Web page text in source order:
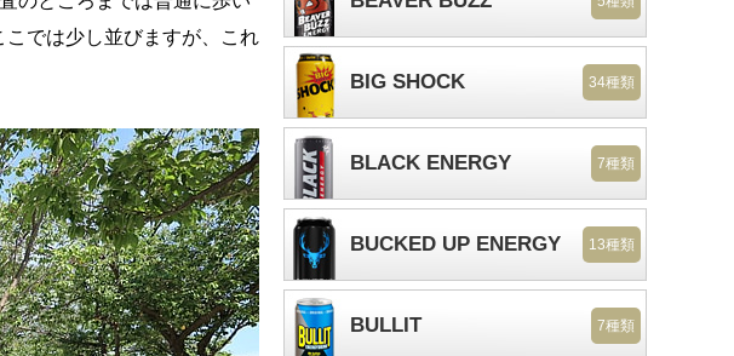
では少し並びますが、これ
BIG SHOCK 34種類
BLACK ENERGY 7種類
BUCKED UP ENERGY 13種類
BULLIT 7種類